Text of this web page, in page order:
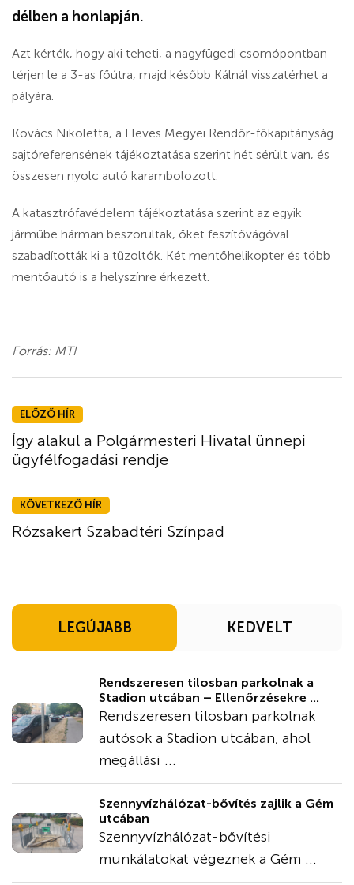
délben a honlapján.
Azt kérték, hogy aki teheti, a nagyfügedi csomópontban
térjen le a 3-as főútra, majd később Kálnál visszatérhet a
pályára.
Kovács Nikoletta, a Heves Megyei Rendőr-főkapitányság
sajtóreferensének tájékoztatása szerint hét sérült van, és
összesen nyolc autó karambolozott.
A katasztrófavédelem tájékoztatása szerint az egyik
járműbe hárman beszorultak, őket feszítővágóval
szabadították ki a tűzoltók. Két mentőhelikopter és több
mentőautó is a helyszínre érkezett.
Forrás: MTI
ELŐZŐ HÍR
Így alakul a Polgármesteri Hivatal ünnepi
ügyfélfogadási rendje
KÖVETKEZŐ HÍR
Rózsakert Szabadtéri Színpad
LEGÚJABB KEDVELT
Rendszeresen tilosban parkolnak a
Stadion utcában – Ellenőrzésekre ...
Rendszeresen tilosban parkolnak
autósok a Stadion utcában, ahol
megállási ...
Szennyvízhálózat-bővítés zajlik a Gém
utcában
Szennyvízhálózat-bővítési
munkálatokat végeznek a Gém ...